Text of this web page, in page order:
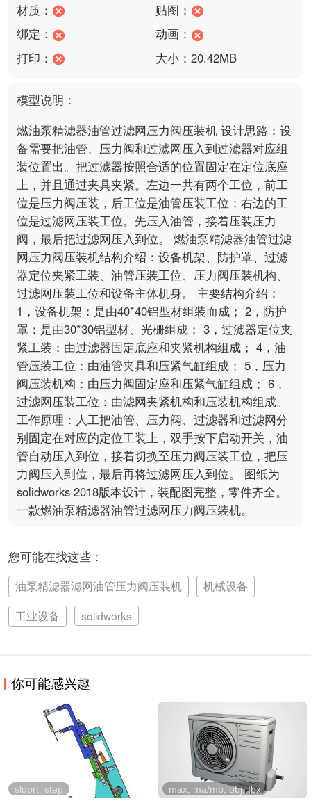
材质：
贴图：
绑定：
动画：
打印：
大小：20.42MB
模型说明：
燃油泵精滤器油管过滤网压力阀压装机 设计思路：设
备需要把油管、压力阀和过滤网压入到过滤器对应组
装位置出。把过滤器按照合适的位置固定在定位底座
上，并且通过夹具夹紧。左边一共有两个工位，前工
位是压力阀压装，后工位是油管压装工位；右边的工
位是过滤网压装工位。先压入油管，接着压装压力
阀，最后把过滤网压入到位。 燃油泵精滤器油管过滤
网压力阀压装机结构介绍：设备机架、防护罩、过滤
器定位夹紧工装、油管压装工位、压力阀压装机构、
过滤网压装工位和设备主体机身。 主要结构介绍：
1，设备机架：是由40*40铝型材组装而成； 2，防护
罩：是由30*30铝型材、光栅组成； 3，过滤器定位夹
紧工装：由过滤器固定底座和夹紧机构组成； 4，油
管压装工位：由油管夹具和压紧气缸组成； 5，压力
阀压装机构：由压力阀固定座和压紧气缸组成； 6，
过滤网压装工位：由滤网夹紧机构和压装机构组成。
工作原理：人工把油管、压力阀、过滤器和过滤网分
别固定在对应的定位工装上，双手按下启动开关，油
管自动压入到位，接着切换至压力阀压装工位，把压
力阀压入到位，最后再将过滤网压入到位。 图纸为
solidworks 2018版本设计，装配图完整，零件齐全。
一款燃油泵精滤器油管过滤网压力阀压装机。
您可能在找这些：
油泵精滤器滤网油管压力阀压装机
机械设备
工业设备
solidworks
你可能感兴趣
sldprt, step max, ma/mb, obj, fbx